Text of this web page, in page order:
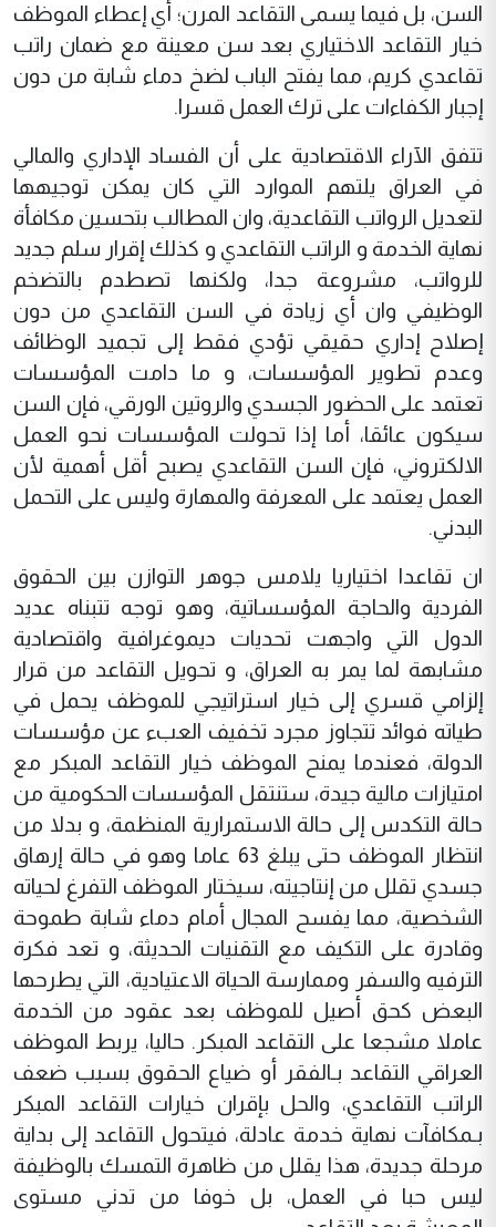
السن، بل فيما يسمى التقاعد المرن؛ أي إعطاء الموظف
خيار التقاعد الاختياري بعد سن معينة مع ضمان راتب
تقاعدي كريم، مما يفتح الباب لضخ دماء شابة من دون
إجبار الكفاءات على ترك العمل قسرا.
تتفق الآراء الاقتصادية على أن الفساد الإداري والمالي
في العراق يلتهم الموارد التي كان يمكن توجيهها
لتعديل الرواتب التقاعدية، وان المطالب بتحسين مكافأة
نهاية الخدمة و الراتب التقاعدي و كذلك إقرار سلم جديد
للرواتب، مشروعة جدا، ولكنها تصطدم بالتضخم
الوظيفي وان أي زيادة في السن التقاعدي من دون
إصلاح إداري حقيقي تؤدي فقط إلى تجميد الوظائف
وعدم تطوير المؤسسات، و ما دامت المؤسسات
تعتمد على الحضور الجسدي والروتين الورقي، فإن السن
سيكون عائقا، أما إذا تحولت المؤسسات نحو العمل
الالكتروني، فإن السن التقاعدي يصبح أقل أهمية لأن
العمل يعتمد على المعرفة والمهارة وليس على التحمل
البدني.
ان تقاعدا اختياريا يلامس جوهر التوازن بين الحقوق
الفردية والحاجة المؤسساتية، وهو توجه تتبناه عديد
الدول التي واجهت تحديات ديموغرافية واقتصادية
مشابهة لما يمر به العراق، و تحويل التقاعد من قرار
إلزامي قسري إلى خيار استراتيجي للموظف يحمل في
طياته فوائد تتجاوز مجرد تخفيف العبء عن مؤسسات
الدولة، فعندما يمنح الموظف خيار التقاعد المبكر مع
امتيازات مالية جيدة، ستنتقل المؤسسات الحكومية من
حالة التكدس إلى حالة الاستمرارية المنظمة، و بدلا من
انتظار الموظف حتى يبلغ 63 عاما وهو في حالة إرهاق
جسدي تقلل من إنتاجيته، سيختار الموظف التفرغ لحياته
الشخصية، مما يفسح المجال أمام دماء شابة طموحة
وقادرة على التكيف مع التقنيات الحديثة، و تعد فكرة
الترفيه والسفر وممارسة الحياة الاعتيادية، التي يطرحها
البعض كحق أصيل للموظف بعد عقود من الخدمة
عاملا مشجعا على التقاعد المبكر. حاليا، يربط الموظف
العراقي التقاعد بـالفقر أو ضياع الحقوق بسبب ضعف
الراتب التقاعدي، والحل بإقران خيارات التقاعد المبكر
بـمكافآت نهاية خدمة عادلة، فيتحول التقاعد إلى بداية
مرحلة جديدة، هذا يقلل من ظاهرة التمسك بالوظيفة
ليس حبا في العمل، بل خوفا من تدني مستوى